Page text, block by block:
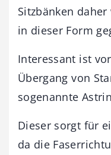
Sitzbänken
in dieser Form
Interessant ist
Übergang von
sogenannte
Dieser sorgt für
da die